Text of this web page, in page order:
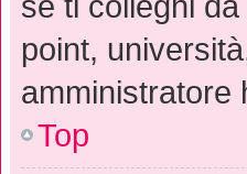
point,
amministratore
Top